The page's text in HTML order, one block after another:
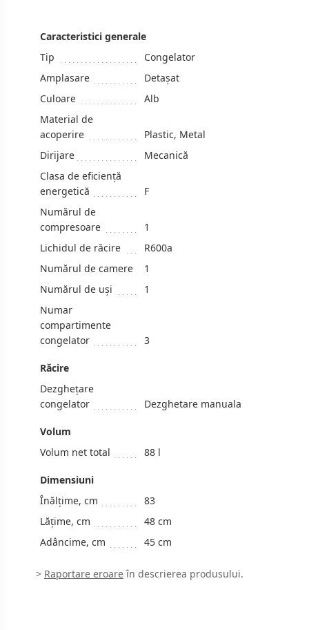
Caracteristici generale
Tip
Congelator
Amplasare
Detașat
Culoare
Alb
Material de
acoperire
Plastic, Metal
Dirijare
Mecanică
Clasa de eficiență
energetică
F
Numărul de
compresoare
1
Lichidul de răcire
R600a
Numărul de camere
1
Numărul de uși
1
Numar
compartimente
congelator
3
Răcire
Dezghețare
congelator
Dezghetare manuala
Volum
Volum net total
88 l
Dimensiuni
Înălțime, cm
83
Lățime, cm
48 cm
Adâncime, cm
45 cm
> Raportare eroareîn descrierea produsului.